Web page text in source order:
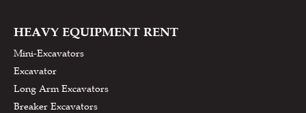
HEAVY EQUIPMENT RENT
Mini-Excavators
Excavator
Long Arm Excavators
Breaker Excavators